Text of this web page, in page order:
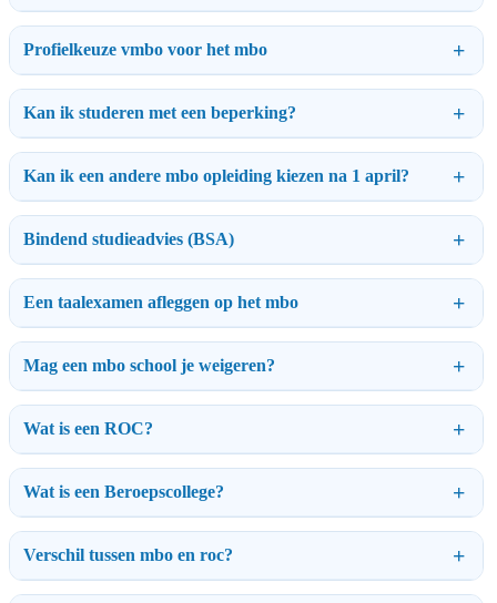
Profielkeuze vmbo voor het mbo
Kan ik studeren met een beperking?
Kan ik een andere mbo opleiding kiezen na 1 april?
Bindend studieadvies (BSA)
Een taalexamen afleggen op het mbo
Mag een mbo school je weigeren?
Wat is een ROC?
Wat is een Beroepscollege?
Verschil tussen mbo en roc?